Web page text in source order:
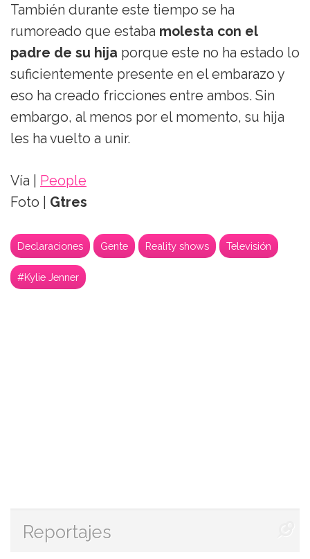
También durante este tiempo se ha
rumoreado que estaba molesta con el
padre de su hija porque este no ha estado lo
suficientemente presente en el embarazo y
eso ha creado fricciones entre ambos. Sin
embargo, al menos por el momento, su hija
les ha vuelto a unir.
Vía |
People
Foto | Gtres
Declaraciones Gente Reality shows Televisión
#Kylie Jenner
Reportajes